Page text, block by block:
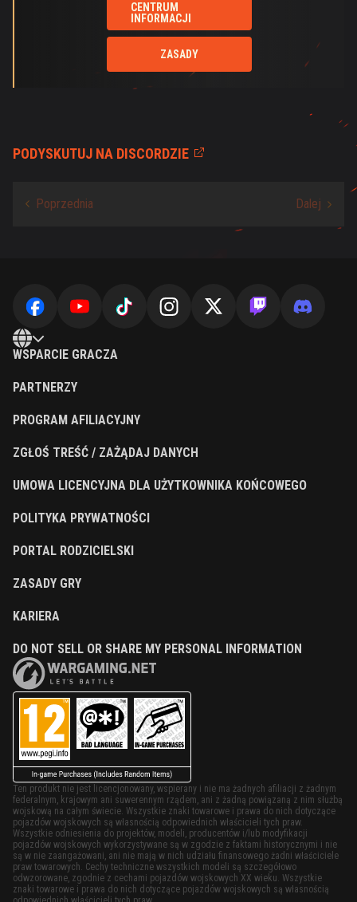
CENTRUM
INFORMACJI
ZASADY
PODYSKUTUJ NA DISCORDZIE
WSPARCIE GRACZA
PARTNERZY
PROGRAM AFILIACYJNY
ZGŁOŚ TREŚĆ / ZAŻĄDAJ DANYCH
UMOWA LICENCYJNA DLA UŻYTKOWNIKA KOŃCOWEGO
POLITYKA PRYWATNOŚCI
PORTAL RODZICIELSKI
ZASADY GRY
KARIERA
DO NOT SELL OR SHARE MY PERSONAL INFORMATION
Ten produkt nie jest licencjonowany, wspierany i nie ma żadnych afiliacji z żadnym
federalnym, krajowym ani suwerennym rządem, ani z żadną powiązaną z nim służbą
wojskową na całym świecie. Wszystkie znaki towarowe i prawa do nich dotyczące
pojazdów wojskowych są własnością odpowiednich właścicieli tych praw.
Wszystkie odniesienia do projektów, modeli, producentów i/lub modyfikacji
pojazdów wojskowych wykorzystywane są w zgodzie z faktami historycznymi i nie
są w nie zaangażowani, ani nie mają w nich udziału finansowego żadni właściciele
praw towarowych. Cechy techniczne wszystkich modeli są szczegółowo
odwzorowane, zgodnie z cechami pojazdów wojskowych XX wieku. Wszystkie
znaki towarowe i prawa do nich dotyczące pojazdów wojskowych są własnością